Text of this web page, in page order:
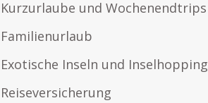
Kurzurlaube und Wochenendtrips
Familienurlaub
Exotische Inseln und Inselhopping
Reiseversicherung